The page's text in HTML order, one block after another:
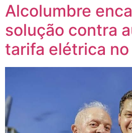
Alcolumbre
solução contra
tarifa elétrica no